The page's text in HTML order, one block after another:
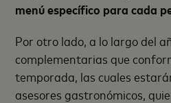
menú específico para cada
Por otro lado, a lo largo del
complementarias que
temporada, las cuales
asesores gastronómicos,